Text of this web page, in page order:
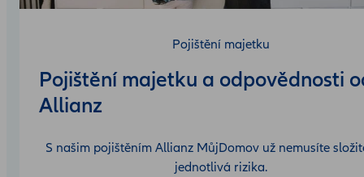
Pojištění majetku
Pojištění majetku a odpovědnosti
Allianz
S našim pojištěním Allianz MůjDomov už nemusíte
jednotlivá rizika.